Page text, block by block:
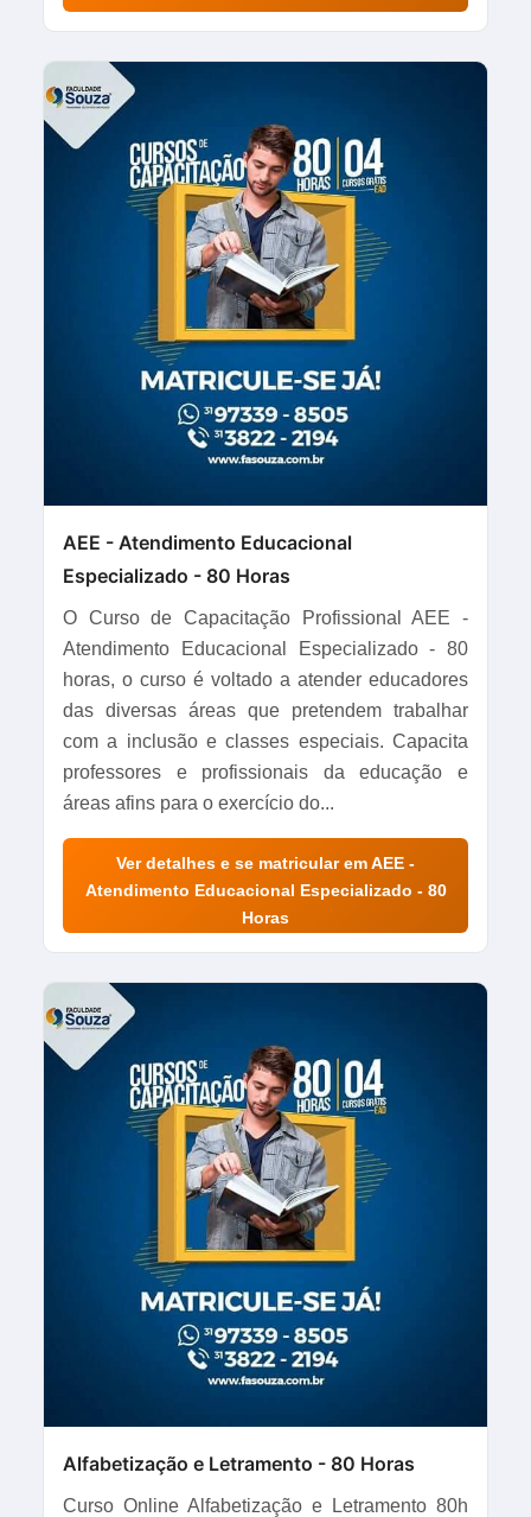
AEE - Atendimento Educacional
Especializado - 80 Horas
O Curso de Capacitação Profissional AEE -
Atendimento Educacional Especializado - 80
horas, o curso é voltado a atender educadores
das diversas áreas que pretendem trabalhar
com a inclusão e classes especiais. Capacita
professores e profissionais da educação e
áreas afins para o exercício do...
Ver detalhes e se matricular em AEE -
Atendimento Educacional Especializado - 80
Horas
Alfabetização e Letramento - 80 Horas
Curso Online Alfabetização e Letramento 80h